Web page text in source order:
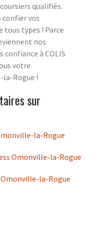
qualifiés.
confier vos
tous types ! Parce
nos
à COLIS
votre
Rogue !
sur
la-Rogue
Omonville-la-Rogue
la-Rogue